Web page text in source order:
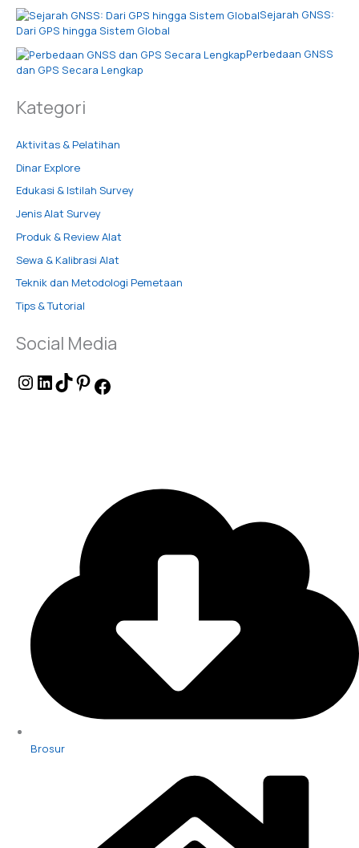
Sejarah GNSS:
Dari GPS hingga Sistem Global
Perbedaan GNSS
dan GPS Secara Lengkap
Kategori
Aktivitas & Pelatihan
Dinar Explore
Edukasi & Istilah Survey
Jenis Alat Survey
Produk & Review Alat
Sewa & Kalibrasi Alat
Teknik dan Metodologi Pemetaan
Tips & Tutorial
Social Media
Brosur